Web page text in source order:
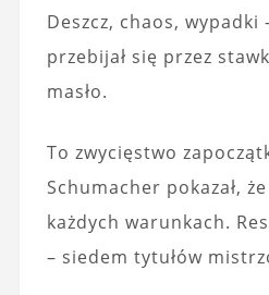
Deszcz, chaos, wypadki
przebijał się przez
masło.
To zwycięstwo
Schumacher pokazał,
każdych warunkach.
– siedem tytułów